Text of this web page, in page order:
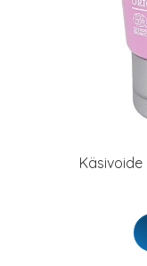
Käsivoide